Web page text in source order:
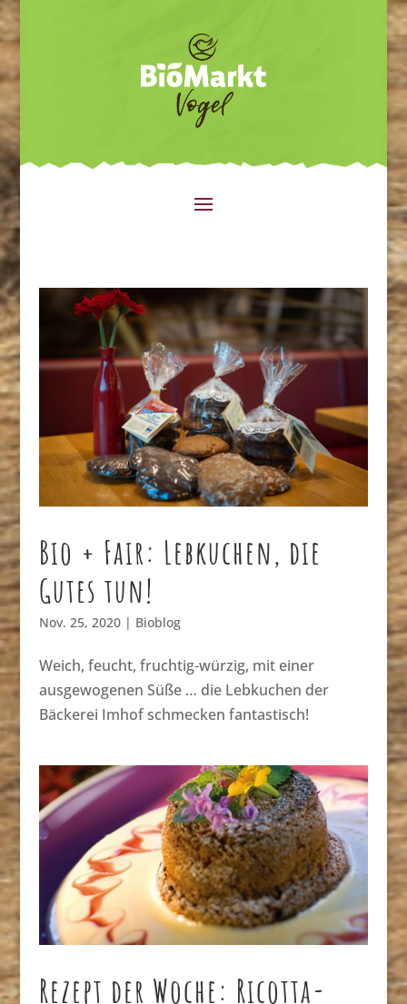
Bio + Fair: Lebkuchen, die
Gutes tun!
Nov. 25, 2020| Bioblog
Weich, feucht, fruchtig-würzig, mit einer
ausgewogenen Süße … die Lebkuchen der
Bäckerei Imhof schmecken fantastisch!
Rezept der Woche: Ricotta-